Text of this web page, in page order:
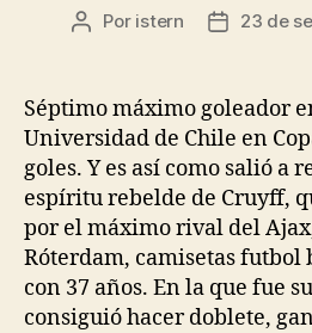
Autor
entrada
Por istern
Fecha
entrada
23 de
Séptimo máximo goleador
Universidad de Chile en
goles. Y es así como salió a
espíritu rebelde de Cruyff,
por el máximo rival del
Róterdam, camisetas futbol
con 37 años. En la que fue
consiguió hacer doblete,